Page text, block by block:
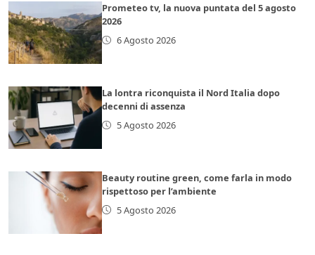
Prometeo tv, la nuova puntata del 5 agosto
2026
6 Agosto 2026
La lontra riconquista il Nord Italia dopo
decenni di assenza
5 Agosto 2026
Beauty routine green, come farla in modo
rispettoso per l’ambiente
5 Agosto 2026